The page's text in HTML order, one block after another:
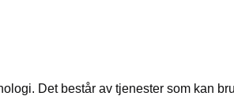
Det består av tjenester som kan